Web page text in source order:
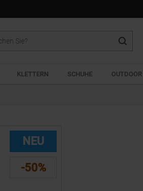
KLETTERN SCHUHE OUTDOOR
NEU
-50%